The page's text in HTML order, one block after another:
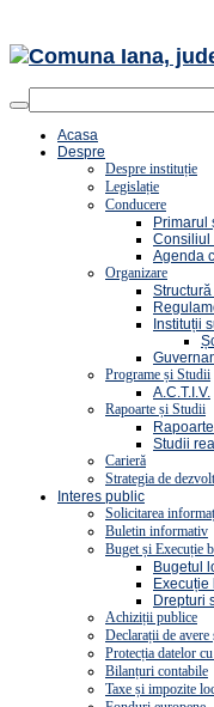
Acasa
Despre
Despre instituție
Legislație
Conducere
Primarul
Consiliul
Agenda
Organizare
Instituții
Programe și Studii
A.C.T.I.V.
Rapoarte și Studii
Studii
Carieră
Strategia de
Interes public
Solicitarea
Buletin informativ
Buget și Execuție
Bugetul
Execuție
Drepturi
Achiziții publice
Declarații de avere
Protecția datelor
Bilanțuri contabile
Taxe și impozite